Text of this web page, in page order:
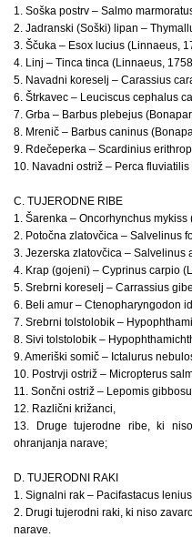
1. Soška postrv – Salmo
2. Jadranski (Soški) lipan –
3. Ščuka – Esox lucius (Linnaeus,
4. Linj – Tinca tinca (Linnaeus,
5. Navadni koreselj – Carassius
6. Štrkavec – Leuciscus cephalus
7. Grba – Barbus plebejus
8. Mrenič – Barbus caninus
9. Rdečeperka – Scardinius
10. Navadni ostriž – Perca
C. TUJERODNE RIBE
1. Šarenka – Oncorhynchus mykiss
2. Potočna zlatovčica – Salvelinus
3. Jezerska zlatovčica – Salvelinus
4. Krap (gojeni) – Cyprinus carpio
5. Srebrni koreselj – Carrassius
6. Beli amur – Ctenopharyngodon
7. Srebrni tolstolobik –
8. Sivi tolstolobik –
9. Ameriški somič – Ictalurus
10. Postrvji ostriž – Micropterus
11. Sončni ostriž – Lepomis
12. Različni križanci,
13. Druge tujerodne ribe, ki
ohranjanja narave;
D. TUJERODNI RAKI
1. Signalni rak – Pacifastacus
2. Drugi tujerodni raki, ki niso
narave.